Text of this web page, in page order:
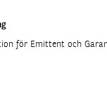
för Emittent och